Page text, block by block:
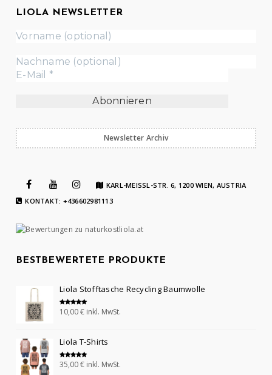
LIOLA NEWSLETTER
Newsletter Archiv
KARL-MEISSL-STR. 6, 1200 WIEN, AUSTRIA
KONTAKT: +436602981113
BESTBEWERTETE PRODUKTE
Liola Stofftasche Recycling Baumwolle
Bewertet mit
5.00
10,00€ inkl. MwSt.
Liola T-Shirts
Bewertet mit
5.00
35,00€ inkl. MwSt.